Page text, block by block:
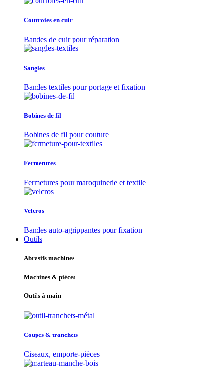
Courroies en cuir
Bandes de cuir pour réparation
Sangles
Bandes textiles pour portage et fixation
Bobines de fil
Bobines de fil pour couture
Fermetures
Fermetures pour maroquinerie et textile
Velcros
Bandes auto-agrippantes pour fixation
Outils
Abrasifs machines
Machines & pièces
Outils à main
Coupes & tranchets
Ciseaux, emporte-pièces